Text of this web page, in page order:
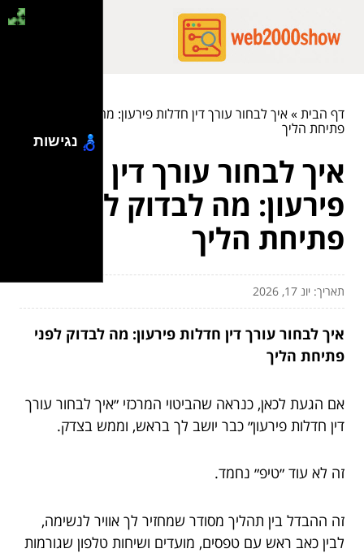
דף הבית»איך לבחור עורך דין חדלות פירעון: מה לבדוק לפני
פתיחת הליך
איך לבחור עורך דין חדלות
פירעון: מה לבדוק לפני
פתיחת הליך
תאריך: יונ 17, 2026
איך לבחור עורך דין חדלות פירעון: מה לבדוק לפני
פתיחת הליך
אם הגעת לכאן, כנראה שהביטוי המרכזי ״איך לבחור עורך
דין חדלות פירעון״ כבר יושב לך בראש, וממש בצדק.
זה לא עוד ״טיפ״ נחמד.
זה ההבדל בין תהליך מסודר שמחזיר לך אוויר לנשימה,
לבין כאב ראש עם טפסים, מועדים ושיחות טלפון שגורמות
נגישות